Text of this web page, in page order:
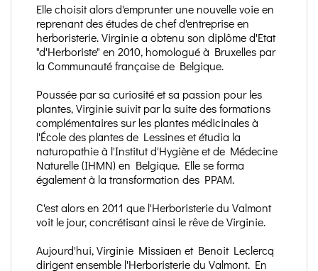
Elle choisit alors d'emprunter une nouvelle voie en
reprenant des études de chef d'entreprise en
herboristerie. Virginie a obtenu son diplôme d'Etat
"d'Herboriste" en 2010, homologué à Bruxelles par
la Communauté française de Belgique.
Poussée par sa curiosité et sa passion pour les
plantes, Virginie suivit par la suite des formations
complémentaires sur les plantes médicinales à
l'École des plantes de Lessines et étudia la
naturopathie à l'Institut d'Hygiène et de Médecine
Naturelle (IHMN) en Belgique. Elle se forma
également à la transformation des PPAM.
C'est alors en 2011 que l'Herboristerie du Valmont
voit le jour, concrétisant ainsi le rêve de Virginie.
Aujourd'hui, Virginie Missiaen et Benoit Leclercq
dirigent ensemble l'Herboristerie du Valmont. En